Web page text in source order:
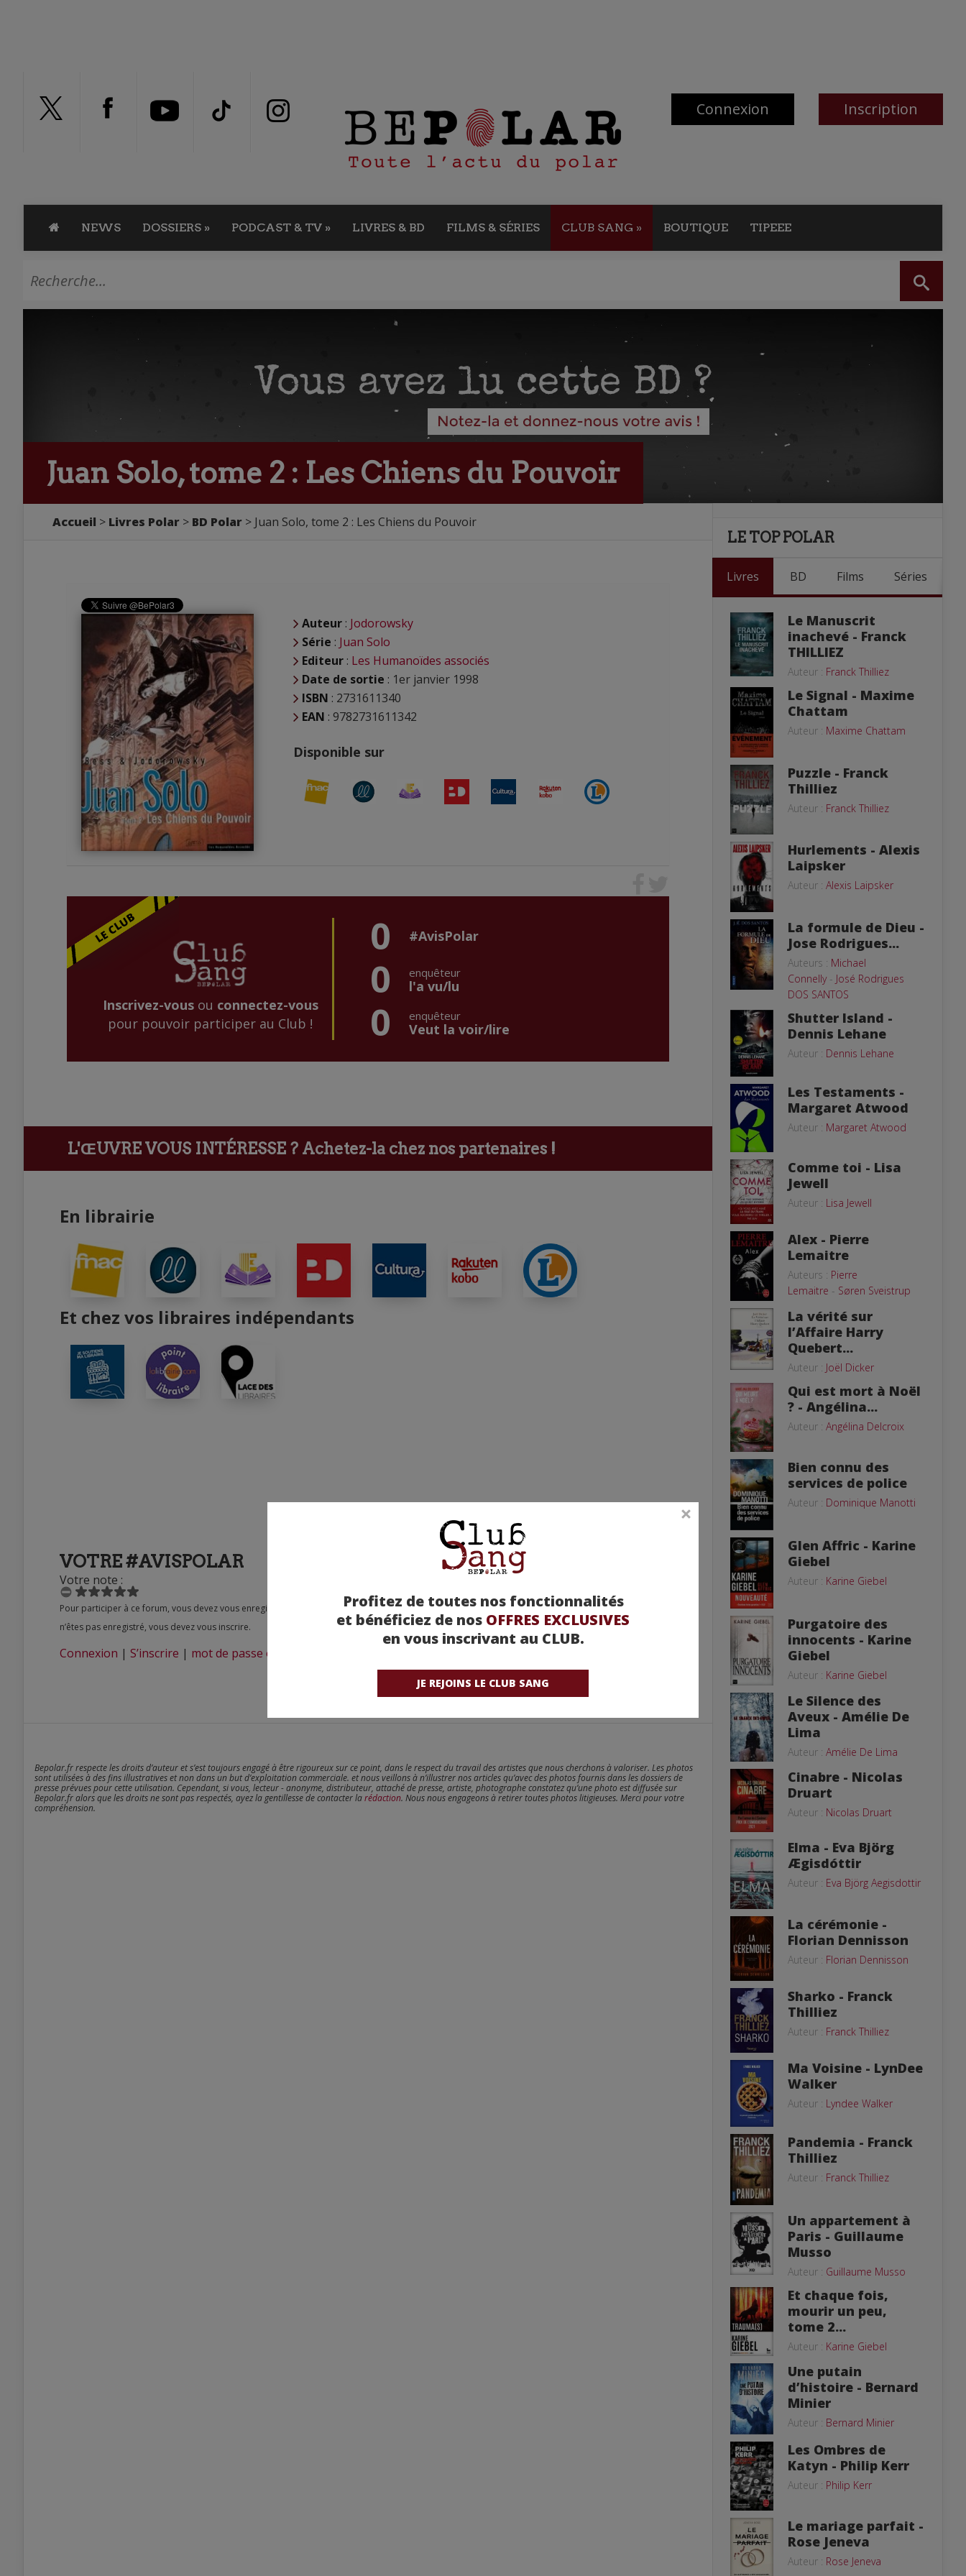
Connexion Inscription
NEWS DOSSIERS » PODCAST & TV » LIVRES & BD FILMS & SÉRIES CLUB SANG » BOUTIQUE TIPEEE
Profitez de toutes nos fonctionnalités
et bénéficiez de nos OFFRES EXCLUSIVES
en vous inscrivant au CLUB.
JE REJOINS LE CLUB SANG
Juan Solo, tome 2 : Les Chiens du Pouvoir
Accueil Livres Polar BD Polar Juan Solo, tome 2 : Les Chiens du Pouvoir
Auteur : Jodorowsky
Série : Juan Solo
Editeur : Les Humanoïdes associés
Date de sortie : 1er janvier 1998
ISBN : 2731611340
EAN : 9782731611342
Disponible sur
Inscrivez-vousou connectez-vous
pour pouvoir participer au Club !
0 #AvisPolar
0 enquêteur
l'a vu/lu
0 enquêteur
Veut la voir/lire
L'ŒUVRE VOUS INTÉRESSE ? Achetez-la chez nos partenaires !
En librairie
Et chez vos libraires indépendants
VOTRE #AVISPOLAR
Votre note :
Pour participer à ce forum, vous devez vous enregistrer au préalable. Merci d’indiquer ci-dessous l’identifiant personnel qui vous a été fourni. Si vous
n’êtes pas enregistré, vous devez vous inscrire.
Connexion | S’inscrire | mot de passe oublié ?
Bepolar.fr respecte les droits d’auteur et s’est toujours engagé à être rigoureux sur ce point, dans le respect du travail des artistes que nous cherchons à valoriser. Les photos
sont utilisées à des fins illustratives et non dans un but d’exploitation commerciale. et nous veillons à n’illustrer nos articles qu’avec des photos fournis dans les dossiers de
presse prévues pour cette utilisation. Cependant, si vous, lecteur - anonyme, distributeur, attaché de presse, artiste, photographe constatez qu’une photo est diffusée sur
Bepolar.fr alors que les droits ne sont pas respectés, ayez la gentillesse de contacter larédaction. Nous nous engageons à retirer toutes photos litigieuses. Merci pour votre
compréhension.
LE TOP POLAR
Livres BD Films Séries
Le Manuscrit
inachevé - Franck
THILLIEZ
Auteur : Franck Thilliez
Le Signal - Maxime
Chattam
Auteur : Maxime Chattam
Puzzle - Franck
Thilliez
Auteur : Franck Thilliez
Hurlements - Alexis
Laipsker
Auteur : Alexis Laipsker
La formule de Dieu -
Jose Rodrigues...
Auteurs : Michael
Connelly- José Rodrigues
DOS SANTOS
Shutter Island -
Dennis Lehane
Auteur : Dennis Lehane
Les Testaments -
Margaret Atwood
Auteur : Margaret Atwood
Comme toi - Lisa
Jewell
Auteur : Lisa Jewell
Alex - Pierre
Lemaitre
Auteurs : Pierre
Lemaitre - Søren Sveistrup
La vérité sur
l’Affaire Harry
Quebert...
Auteur : Joël Dicker
Qui est mort à Noël
? - Angélina...
Auteur : Angélina Delcroix
Bien connu des
services de police
Auteur : Dominique Manotti
Glen Affric - Karine
Giebel
Auteur : Karine Giebel
Purgatoire des
innocents - Karine
Giebel
Auteur : Karine Giebel
Le Silence des
Aveux - Amélie De
Lima
Auteur : Amélie De Lima
Cinabre - Nicolas
Druart
Auteur : Nicolas Druart
Elma - Eva Björg
Ægisdóttir
Auteur : Eva Björg Aegisdottir
La cérémonie -
Florian Dennisson
Auteur : Florian Dennisson
Sharko - Franck
Thilliez
Auteur : Franck Thilliez
Ma Voisine - LynDee
Walker
Auteur : Lyndee Walker
Pandemia - Franck
Thilliez
Auteur : Franck Thilliez
Un appartement à
Paris - Guillaume
Musso
Auteur : Guillaume Musso
Et chaque fois,
mourir un peu,
tome 2...
Auteur : Karine Giebel
Une putain
d’histoire - Bernard
Minier
Auteur : Bernard Minier
Les Ombres de
Katyn - Philip Kerr
Auteur : Philip Kerr
Le mariage parfait -
Rose Jeneva
Auteur : Rose Jeneva